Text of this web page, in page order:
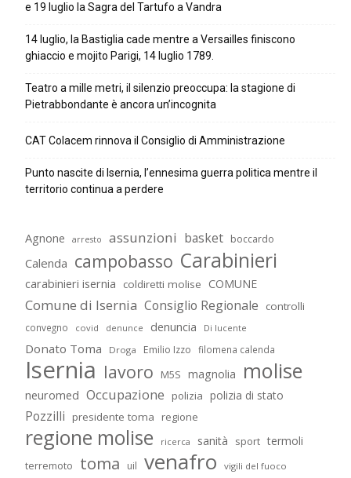
e 19 luglio la Sagra del Tartufo a Vandra
14 luglio, la Bastiglia cade mentre a Versailles finiscono
ghiaccio e mojito Parigi, 14 luglio 1789.
Teatro a mille metri, il silenzio preoccupa: la stagione di
Pietrabbondante è ancora un’incognita
CAT Colacem rinnova il Consiglio di Amministrazione
Punto nascite di Isernia, l’ennesima guerra politica mentre il
territorio continua a perdere
Agnone arresto assunzioni basket boccardo
Calenda campobasso Carabinieri
carabinieri isernia coldiretti molise COMUNE
Comune di Isernia Consiglio Regionale controlli
convegno covid denunce denuncia Di lucente
Donato Toma Droga Emilio Izzo filomena calenda
Isernia lavoro M5S magnolia molise
neuromed Occupazione polizia polizia di stato
Pozzilli presidente toma regione
regione molise ricerca sanità sport termoli
terremoto toma uil venafro vigili del fuoco